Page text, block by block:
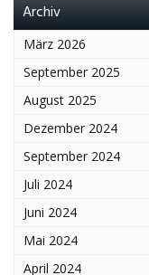
Archiv
März 2026
September 2025
August 2025
Dezember 2024
September 2024
Juli 2024
Juni 2024
Mai 2024
April 2024